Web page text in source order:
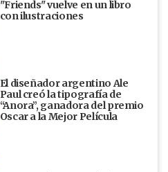
"Friends" vuelve en un libro
con ilustraciones
El diseñador argentino Ale
Paul creó la tipografía de
“Anora”, ganadora del premio
Oscar a la Mejor Película